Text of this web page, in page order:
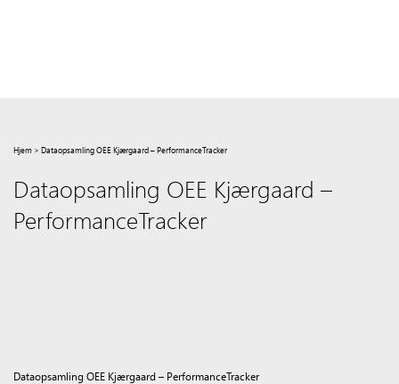
Hjem > Dataopsamling OEE Kjærgaard – PerformanceTracker
Dataopsamling OEE Kjærgaard –
PerformanceTracker
Dataopsamling OEE Kjærgaard – PerformanceTracker